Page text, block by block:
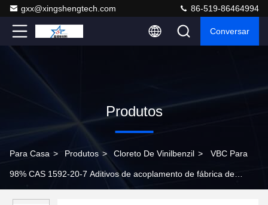
gxx@xingshengtech.com 86-519-86464994
Conversar
Produtos
Para Casa > Produtos > Cloreto De Vinilbenzil > VBC Para
98% CAS 1592-20-7 Aditivos de acoplamento de fábrica de